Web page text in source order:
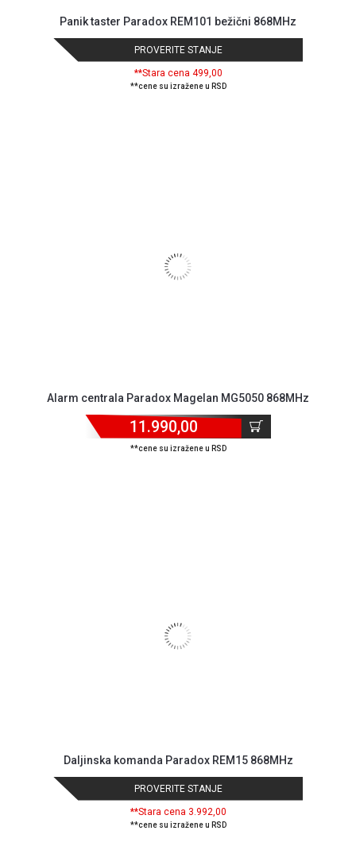
Panik taster Paradox REM101 bežični 868MHz
PROVERITE STANJE
**Stara cena 499,00
**cene su izražene u RSD
Alarm centrala Paradox Magelan MG5050 868MHz
11.990,00
**cene su izražene u RSD
Daljinska komanda Paradox REM15 868MHz
PROVERITE STANJE
**Stara cena 3.992,00
**cene su izražene u RSD